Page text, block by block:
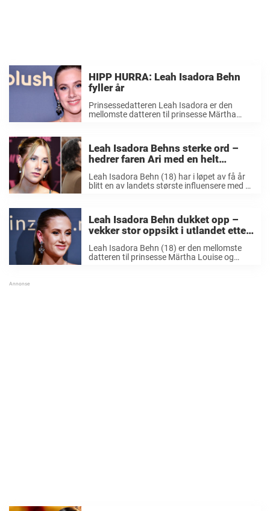
HIPP HURRA: Leah Isadora Behn
fyller år
Prinsessedatteren Leah Isadora er den
mellomste datteren til prinsesse Märtha
representant for kongefamilien ...
Leah Isadora Behns sterke ord –
hedrer faren Ari med en helt
spesiell gest: «Føles veldig riktig»
Leah Isadora Behn (18) har i løpet av få år
blitt en av landets største influensere med et
Leah Isadora Behn dukket opp –
vekker stor oppsikt i utlandet etter
denne detaljen
Leah Isadora Behn (18) er den mellomste
datteren til prinsesse Märtha Louise og